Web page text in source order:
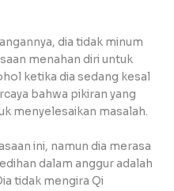
dia tidak minum
menahan diri untuk
ketika dia sedang kesal
bahwa pikiran yang
menyelesaikan masalah.
ini, namun dia merasa
dalam anggur adalah
tidak mengira Qi